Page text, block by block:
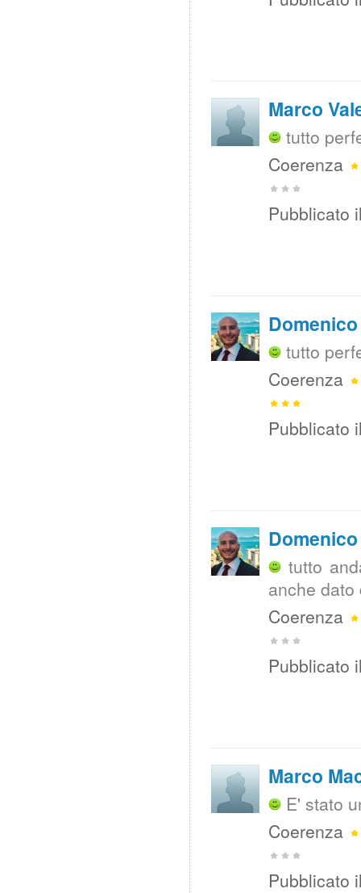
Marco
tutto
Coerenza
Pubblicato
tutto
Coerenza
Pubblicato
tutto
anche
Coerenza
Pubblicato
Marco
E' stato
Coerenza
Pubblicato